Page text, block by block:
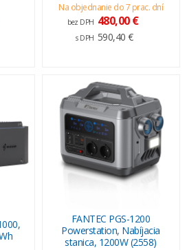
Na objednanie do 7 prac. dní
bez DPH 480,00 €
s DPH 590,40 €
FANTEC PGS-1200
Powerstation, Nabíjacia
stanica, 1200W (2558)